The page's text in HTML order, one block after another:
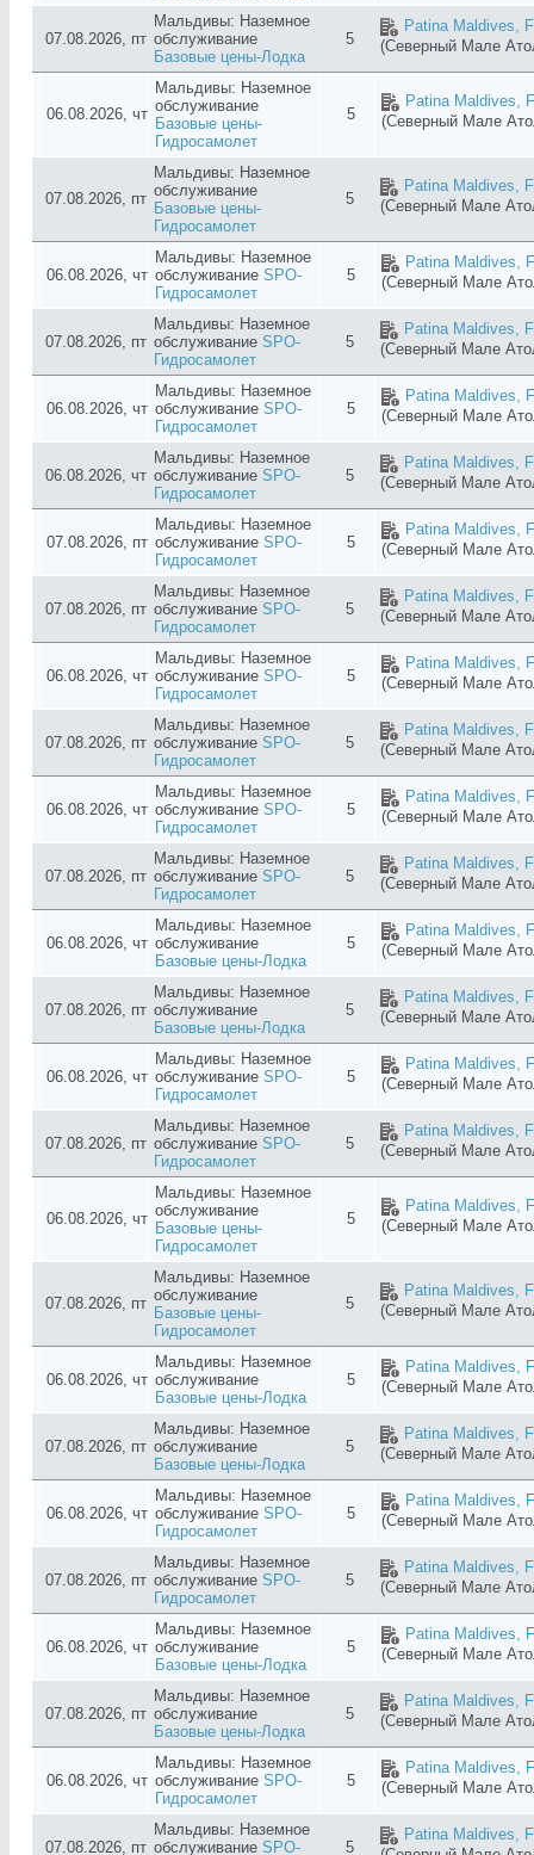
07.08.2026, пт
Мальдивы: Наземное
обслуживание
Базовые цены-Лодка
5
Patina Maldives,
(Северный Мале
06.08.2026, чт
Мальдивы: Наземное
обслуживание
Базовые цены-
Гидросамолет
5
Patina Maldives,
(Северный Мале
07.08.2026, пт
Мальдивы: Наземное
обслуживание
Базовые цены-
Гидросамолет
5
Patina Maldives,
(Северный Мале
06.08.2026, чт
Мальдивы: Наземное
обслуживание SPO-
Гидросамолет
5
Patina Maldives,
(Северный Мале
07.08.2026, пт
Мальдивы: Наземное
обслуживание SPO-
Гидросамолет
5
Patina Maldives,
(Северный Мале
06.08.2026, чт
Мальдивы: Наземное
обслуживание SPO-
Гидросамолет
5
Patina Maldives,
(Северный Мале
06.08.2026, чт
Мальдивы: Наземное
обслуживание SPO-
Гидросамолет
5
Patina Maldives,
(Северный Мале
07.08.2026, пт
Мальдивы: Наземное
обслуживание SPO-
Гидросамолет
5
Patina Maldives,
(Северный Мале
07.08.2026, пт
Мальдивы: Наземное
обслуживание SPO-
Гидросамолет
5
Patina Maldives,
(Северный Мале
06.08.2026, чт
Мальдивы: Наземное
обслуживание SPO-
Гидросамолет
5
Patina Maldives,
(Северный Мале
07.08.2026, пт
Мальдивы: Наземное
обслуживание SPO-
Гидросамолет
5
Patina Maldives,
(Северный Мале
06.08.2026, чт
Мальдивы: Наземное
обслуживание SPO-
Гидросамолет
5
Patina Maldives,
(Северный Мале
07.08.2026, пт
Мальдивы: Наземное
обслуживание SPO-
Гидросамолет
5
Patina Maldives,
(Северный Мале
06.08.2026, чт
Мальдивы: Наземное
обслуживание
Базовые цены-Лодка
5
Patina Maldives,
(Северный Мале
07.08.2026, пт
Мальдивы: Наземное
обслуживание
Базовые цены-Лодка
5
Patina Maldives,
(Северный Мале
06.08.2026, чт
Мальдивы: Наземное
обслуживание SPO-
Гидросамолет
5
Patina Maldives,
(Северный Мале
07.08.2026, пт
Мальдивы: Наземное
обслуживание SPO-
Гидросамолет
5
Patina Maldives,
(Северный Мале
06.08.2026, чт
Мальдивы: Наземное
обслуживание
Базовые цены-
Гидросамолет
5
Patina Maldives,
(Северный Мале
07.08.2026, пт
Мальдивы: Наземное
обслуживание
Базовые цены-
Гидросамолет
5
Patina Maldives,
(Северный Мале
06.08.2026, чт
Мальдивы: Наземное
обслуживание
Базовые цены-Лодка
5
Patina Maldives,
(Северный Мале
07.08.2026, пт
Мальдивы: Наземное
обслуживание
Базовые цены-Лодка
5
Patina Maldives,
(Северный Мале
06.08.2026, чт
Мальдивы: Наземное
обслуживание SPO-
Гидросамолет
5
Patina Maldives,
(Северный Мале
07.08.2026, пт
Мальдивы: Наземное
обслуживание SPO-
Гидросамолет
5
Patina Maldives,
(Северный Мале
06.08.2026, чт
Мальдивы: Наземное
обслуживание
Базовые цены-Лодка
5
Patina Maldives,
(Северный Мале
07.08.2026, пт
Мальдивы: Наземное
обслуживание
Базовые цены-Лодка
5
Patina Maldives,
(Северный Мале
06.08.2026, чт
Мальдивы: Наземное
обслуживание SPO-
Гидросамолет
5
Patina Maldives,
(Северный Мале
07.08.2026, пт
Мальдивы: Наземное
обслуживание SPO- 5
Patina Maldives,